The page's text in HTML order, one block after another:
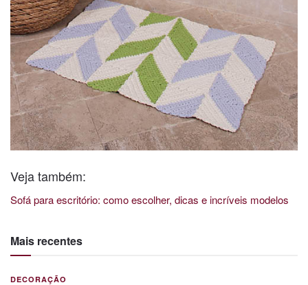
Veja também:
Sofá para escritório: como escolher, dicas e incríveis modelos
Mais recentes
DECORAÇÃO